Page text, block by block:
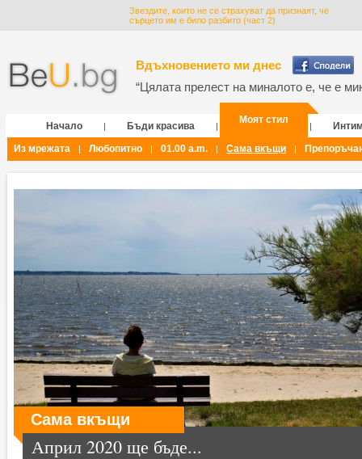
Звездите, които не се страхуват да признаят, че
сърцето им е било разбито (част 2)
Вдъхновението ми днес
“Цялата прелест на миналото е, че е
Начало | Бъди красива |
Моят стил
|
Из мрежата
| Любопитно | 01.00 a.m. | Сама вкъщи |
Сама вкъщи
Април 2020 ще бъде...